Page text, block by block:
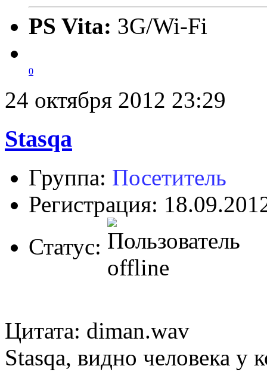
PS Vita: 3G/Wi-Fi
0
24 октября 2012 23:29
Stasqa
Группа: Посетитель
Регистрация:
Статус:
Цитата: diman.wav
Stasqa, видно человека у